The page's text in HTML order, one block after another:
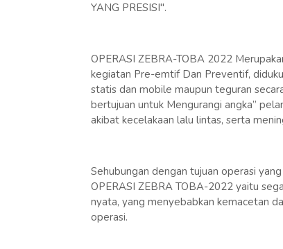
YANG PRESISI".
OPERASI ZEBRA-TOBA 2022
kegiatan Pre-emtif Dan Preventif,
statis dan mobile maupun teguran
bertujuan untuk Mengurangi angka”
akibat kecelakaan lalu lintas, serta
Sehubungan dengan tujuan operasi
OPERASI ZEBRA TOBA-2022 yaitu
nyata, yang menyebabkan kemacetan
operasi.